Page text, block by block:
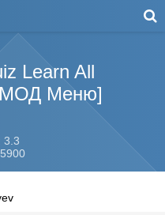
Learn All
Меню]
3.3